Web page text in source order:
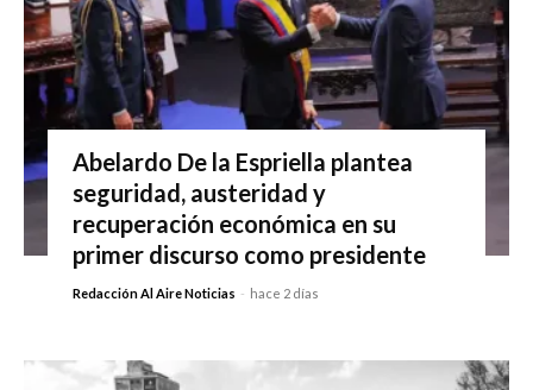
Abelardo De la Espriella plantea
seguridad, austeridad y
recuperación económica en su
primer discurso como presidente
Redacción Al Aire Noticias - hace 2 días